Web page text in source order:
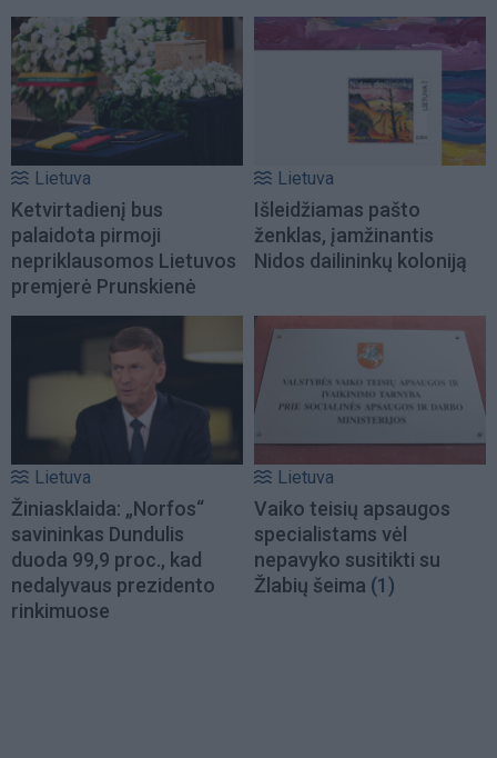
Lietuva
Ketvirtadienį bus
palaidota pirmoji
nepriklausomos Lietuvos
premjerė Prunskienė
Lietuva
Išleidžiamas pašto
ženklas, įamžinantis
Nidos dailininkų koloniją
Lietuva
Žiniasklaida: „Norfos“
savininkas Dundulis
duoda 99,9 proc., kad
nedalyvaus prezidento
rinkimuose
Lietuva
Vaiko teisių apsaugos
specialistams vėl
nepavyko susitikti su
Žlabių šeima (1)